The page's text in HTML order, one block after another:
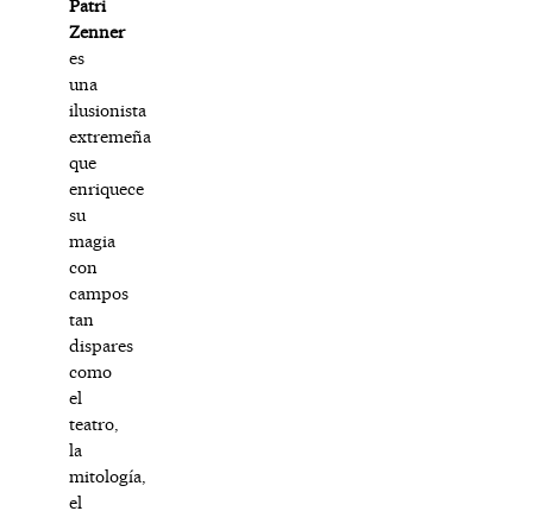
Patri
Zenner
es
una
ilusionista
extremeña
que
enriquece
su
magia
con
campos
tan
dispares
como
el
teatro,
la
mitología,
el